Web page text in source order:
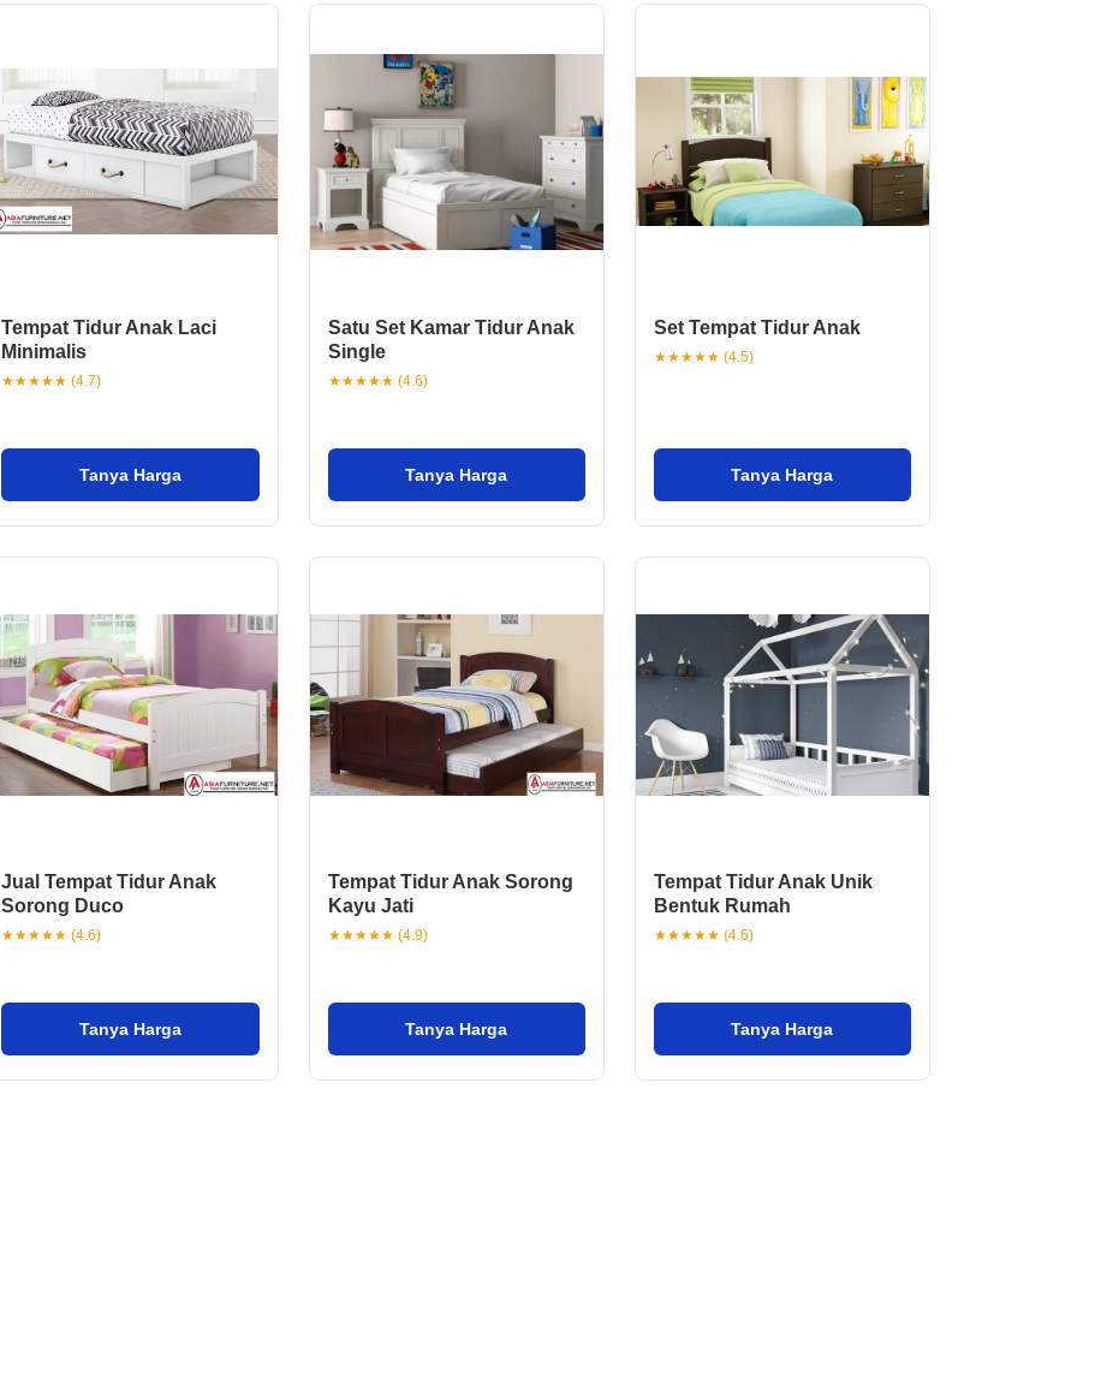
Tempat Tidur Anak Laci
Minimalis
★★★★★ (4.7)
Tanya Harga
Satu Set Kamar Tidur Anak
Single
★★★★★ (4.6)
Tanya Harga
Set Tempat Tidur Anak
★★★★★ (4.5)
Tanya Harga
Jual Tempat Tidur Anak
Sorong Duco
★★★★★ (4.6)
Tanya Harga
Tempat Tidur Anak Sorong
Kayu Jati
★★★★★ (4.9)
Tanya Harga
Tempat Tidur Anak Unik
Bentuk Rumah
★★★★★ (4.6)
Tanya Harga